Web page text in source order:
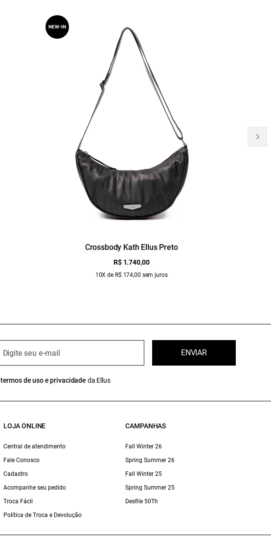
Crossbody Kath Ellus Preto
R$ 1.740,00
10X de R$ 174,00 sem juros
NEW-IN
ENVIAR
termos de uso e privacidade da Ellus
LOJA ONLINE
Central de atendimento
Fale Conosco
Cadastro
Acompanhe seu pedido
Troca Fácil
Política de Troca e Devolução
CAMPANHAS
Fall Winter 26
Spring Summer 26
Fall Winter 25
Spring Summer 25
Desfile 50Th